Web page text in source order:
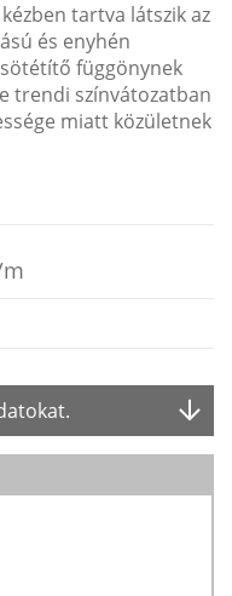
tartva látszik az
és enyhén
függönynek
trendi színvátozatban
miatt közületnek